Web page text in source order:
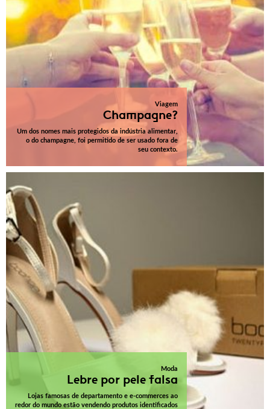
Viagem
Champagne?
Um dos nomes mais protegidos da indústria alimentar,
o do champagne, foi permitido de ser usado fora de
seu contexto.
Moda
Lebre por pele falsa
Lojas famosas de departamento e e-commerces ao
redor do mundo estão vendendo produtos identificados